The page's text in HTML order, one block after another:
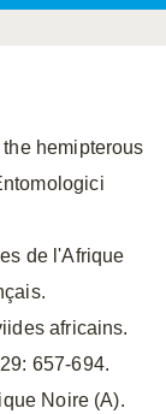
hemipterous
de l'Afrique
africains.
657-694.
Noire (A).